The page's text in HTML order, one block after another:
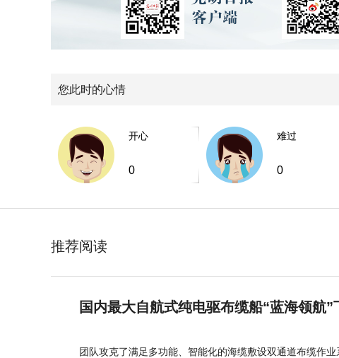
您此时的心情
开心
0
难过
0
推荐阅读
国内最大自航式纯电驱布缆船“蓝海领航”
团队攻克了满足多功能、智能化的海缆敷设双通道布缆作